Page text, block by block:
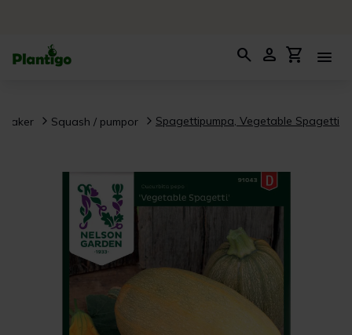
search person shopping_cart menu
Squash / pumpor Spagettipumpa, Vegetable Spagetti